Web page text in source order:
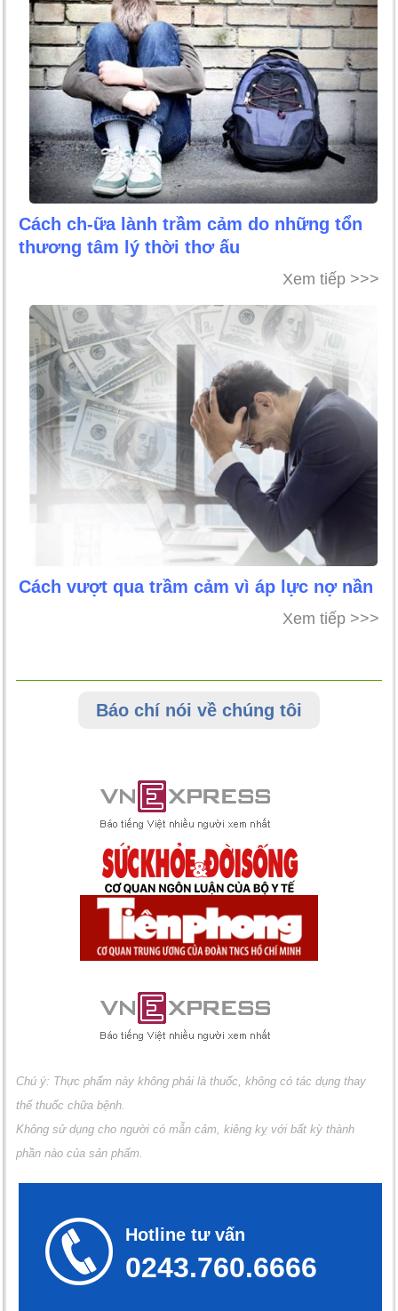
Cách ch-ữa lành trầm cảm do những tổn
thương tâm lý thời thơ ấu
Xem tiếp >>>
Cách vượt qua trầm cảm vì áp lực nợ nần
Xem tiếp >>>
Báo chí nói về chúng tôi
Chú ý: Thực phẩm này không phải là thuốc, không có tác dụng thay
thế thuốc chữa bệnh.
Không sử dụng cho người có mẫn cảm, kiêng kỵ với bất kỳ thành
phần nào của sản phẩm.
Hotline tư vấn
0243.760.6666